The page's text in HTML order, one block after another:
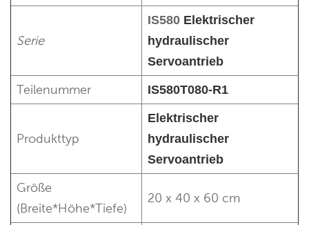
Serie
IS580 Elektrischer
hydraulischer
Servoantrieb
Teilenummer IS580T080-R1
Produkttyp
Elektrischer
hydraulischer
Servoantrieb
Größe
(Breite*Höhe*Tiefe)
20 x 40 x 60 cm